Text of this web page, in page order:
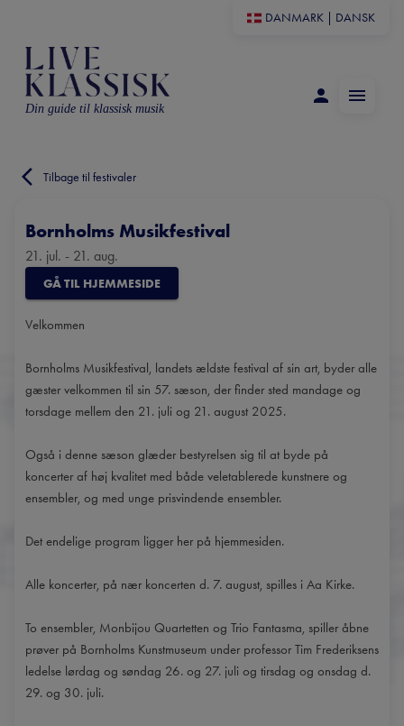
DANMARK DANSK
Din guide til klassisk musik
Tilbage til festivaler
Bornholms Musikfestival
21. jul. - 21. aug.
GÅ TIL HJEMMESIDE
Velkommen
Bornholms Musikfestival, landets ældste festival af sin art, byder alle
gæster velkommen til sin 57. sæson, der finder sted mandage og
torsdage mellem den 21. juli og 21. august 2025.
Også i denne sæson glæder bestyrelsen sig til at byde på
koncerter af høj kvalitet med både veletablerede kunstnere og
ensembler, og med unge prisvindende ensembler.
Det endelige program ligger her på hjemmesiden.
Alle koncerter, på nær koncerten d. 7. august, spilles i Aa Kirke.
To ensembler, Monbijou Quartetten og Trio Fantasma, spiller åbne
prøver på Bornholms Kunstmuseum under professor Tim Frederiksens
ledelse lørdag og søndag 26. og 27. juli og tirsdag og onsdag d.
29. og 30. juli.